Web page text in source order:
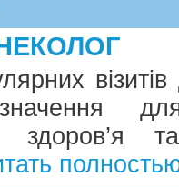
візитів
здоров’я